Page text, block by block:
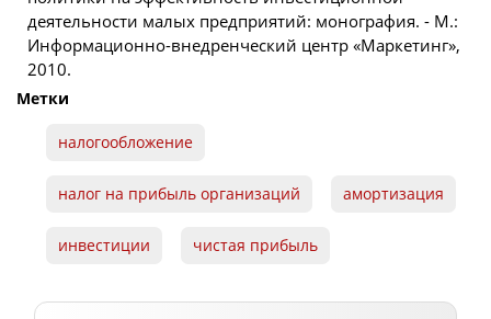
деятельности малых предприятий: монография. - М.:
Информационно-внедренческий центр «Маркетинг»,
2010.
Метки
налогообложение
налог на прибыль организаций амортизация
инвестиции чистая прибыль